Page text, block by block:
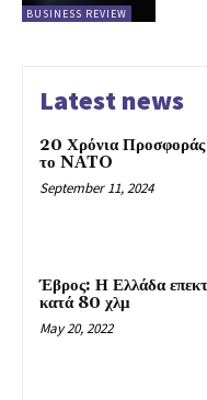
BUSINESS REVIEW
Latest news
20 Χρόνια Προσφοράς
το NATO
September 11, 2024
Έβρος: Η Ελλάδα
κατά 80 χλμ
May 20, 2022